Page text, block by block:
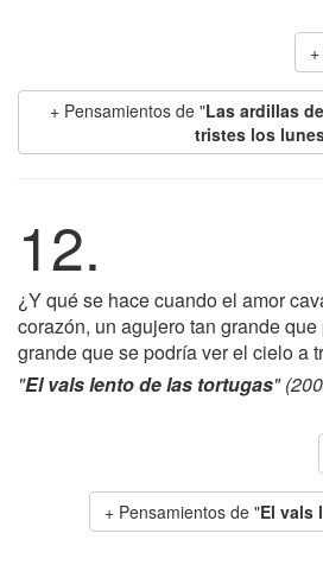
+ Pensamientos de "Las ardillas
tristes los
12.
¿Y qué se hace cuando el amor
corazón, un agujero tan grande
grande que se podría ver el cielo a
"El vals lento de las tortugas"
+ Pensamientos de "El vals